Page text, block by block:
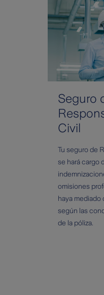
Seguro
Civil
Tu seguro de
se hará cargo
omisiones
haya
según las
de la póliza.